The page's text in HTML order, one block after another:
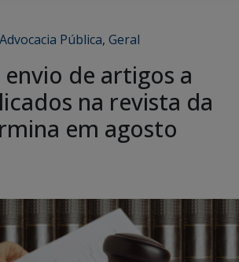
Pública, Geral
envio de artigos a
na revista da
em agosto